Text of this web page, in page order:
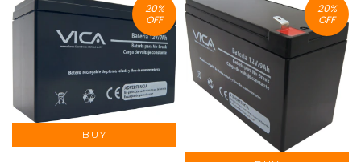
20%
OFF
20%
OFF